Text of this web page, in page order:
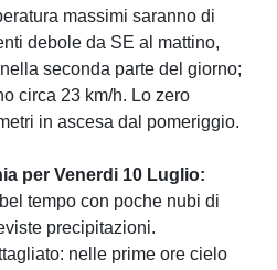
massimi saranno di
debole da SE al mattino,
seconda parte del giorno;
circa 23 km/h. Lo zero
in ascesa dal pomeriggio.
per Venerdi 10 Luglio:
tempo con poche nubi di
precipitazioni.
nelle prime ore cielo